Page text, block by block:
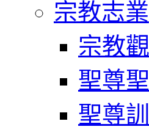
宗教志業
宗教觀
聖尊
聖尊